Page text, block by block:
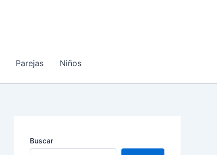
Parejas Niños
Buscar